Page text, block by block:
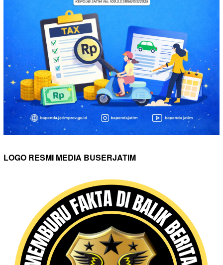
LOGO RESMI MEDIA BUSERJATIM